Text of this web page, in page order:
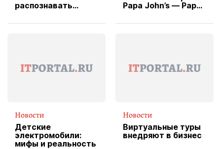
распознавать
Papa John’s — Papa
вводит
Новости
Детские
электромобили:
мифы и реальность
Новости
Виртуальные туры
внедряют в бизнес